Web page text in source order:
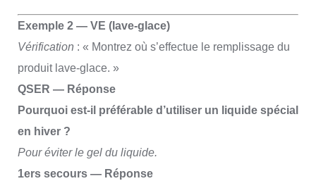
Exemple 2 — VE (lave-glace)
Vérification : « Montrez où s’effectue le remplissage du
produit lave-glace. »
QSER — Réponse
Pourquoi est-il préférable d’utiliser un liquide spécial
en hiver ?
Pour éviter le gel du liquide.
1ers secours — Réponse